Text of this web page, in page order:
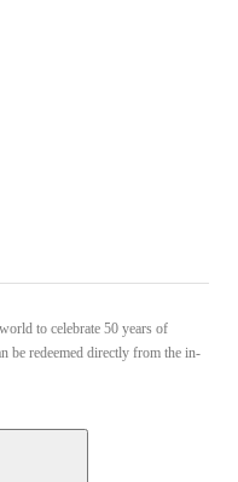
to celebrate 50 years of
be redeemed directly from the in-